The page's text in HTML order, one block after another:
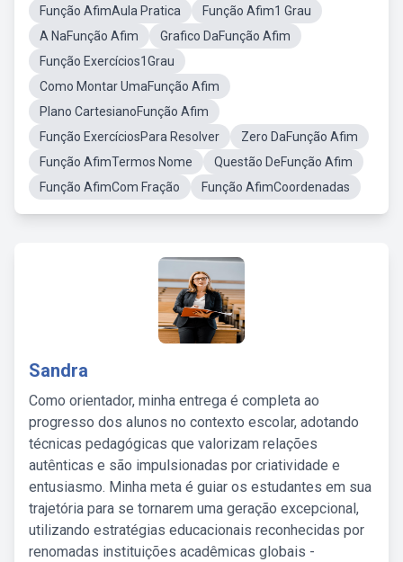
Função AfimAula Pratica
Função Afim1 Grau
A NaFunção Afim
Grafico DaFunção Afim
Função Exercícios1Grau
Como Montar UmaFunção Afim
Plano CartesianoFunção Afim
Função ExercíciosPara Resolver
Zero DaFunção Afim
Função AfimTermos Nome
Questão DeFunção Afim
Função AfimCom Fração
Função AfimCoordenadas
Sandra
Como orientador, minha entrega é completa ao
progresso dos alunos no contexto escolar, adotando
técnicas pedagógicas que valorizam relações
autênticas e são impulsionadas por criatividade e
entusiasmo. Minha meta é guiar os estudantes em sua
trajetória para se tornarem uma geração excepcional,
utilizando estratégias educacionais reconhecidas por
renomadas instituições acadêmicas globais -